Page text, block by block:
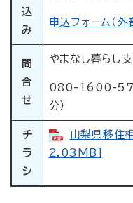
込
み
申込フォーム（外
問
合
せ
やまなし暮らし
080-1600-
分）
チ
ラ
シ
山梨県移住
2.03MB]